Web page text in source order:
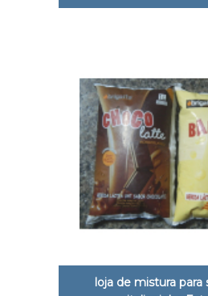
loja de mistura para